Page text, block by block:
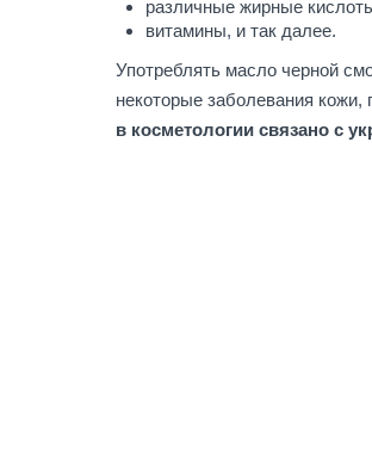
различные жирные
витамины, и так далее.
Употреблять масло черной
некоторые заболевания
в косметологии связано с